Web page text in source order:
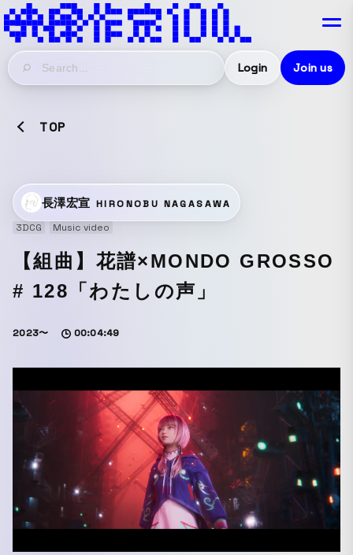
Login Join us
TOP
長澤宏宣 HIRONOBU NAGASAWA
3DCG
Music video
【組曲】花譜×MONDO GROSSO
# 128「わたしの声」
2023〜 00:04:49